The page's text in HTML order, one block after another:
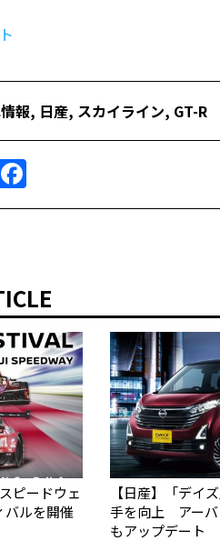
報​, 日産, スカイライン, GT-R
ピードウェ
バルを開催
【日産】「デイ
手を向上 アーバ
もアップデート